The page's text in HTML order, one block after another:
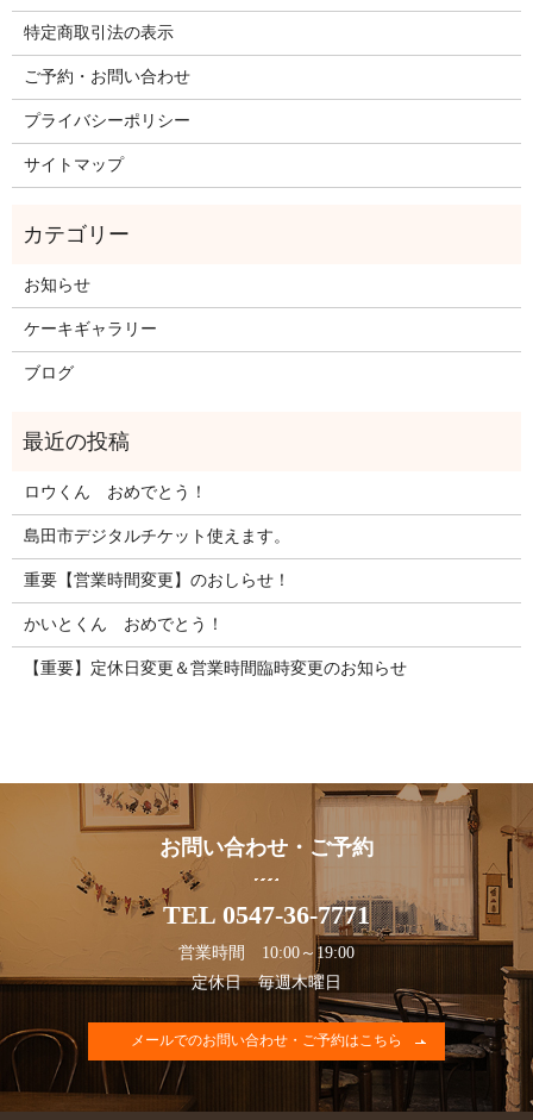
特定商取引法の表示
ご予約・お問い合わせ
プライバシーポリシー
サイトマップ
お知らせ
ケーキギャラリー
ブログ
ロウくん おめでとう！
島田市デジタルチケット使えます。
重要【営業時間変更】のおしらせ！
かいとくん おめでとう！
【重要】定休日変更＆営業時間臨時変更のお知らせ
お問い合わせ・ご予約
TEL 0547-36-7771
営業時間 10:00～19:00
定休日 毎週木曜日
メールでのお問い合わせ・ご予約はこちら